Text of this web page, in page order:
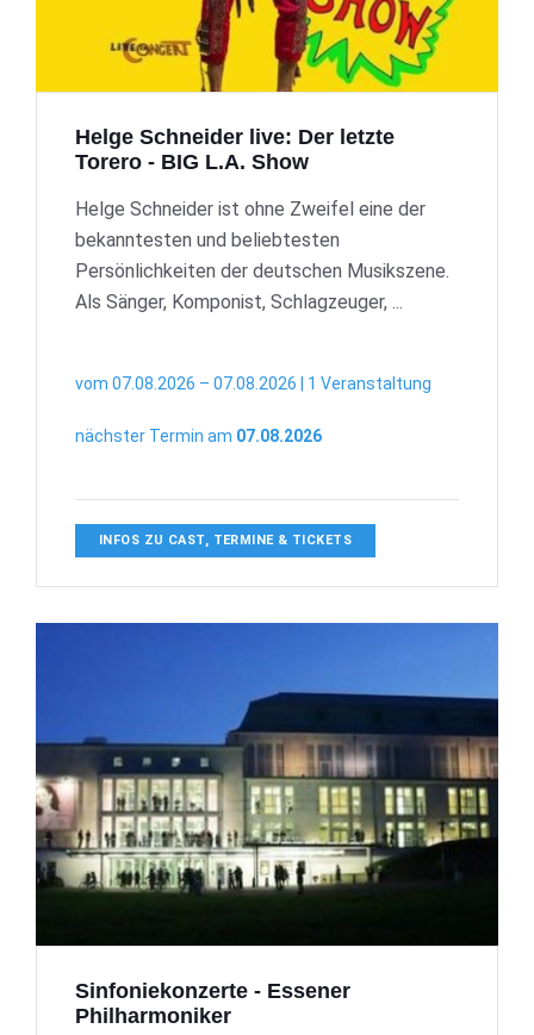
Helge Schneider live: Der letzte
Torero - BIG L.A. Show
Helge Schneider ist ohne Zweifel eine der
bekanntesten und beliebtesten
Persönlichkeiten der deutschen Musikszene.
Als Sänger, Komponist, Schlagzeuger, ...
vom 07.08.2026 – 07.08.2026 | 1 Veranstaltung
nächster Termin am 07.08.2026
INFOS ZU CAST, TERMINE & TICKETS
Sinfoniekonzerte - Essener
Philharmoniker